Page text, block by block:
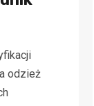
odzież